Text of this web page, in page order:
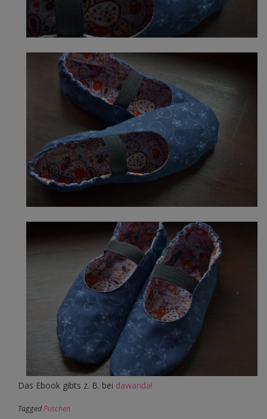
Das Ebook gibts z. B. bei dawanda!
TaggedPuschen